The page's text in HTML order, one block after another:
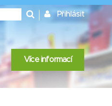
Přihlásit
Více informací